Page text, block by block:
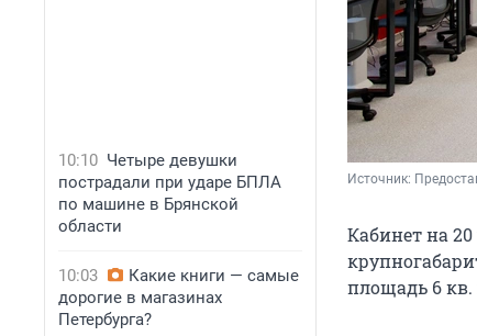
10:10 Четыре девушки
пострадали при ударе БПЛА
по машине в Брянской
области
10:03
Какие книги — самые
дорогие в магазинах
Петербурга?
Источник:
Кабинет на
площадь 6 кв.